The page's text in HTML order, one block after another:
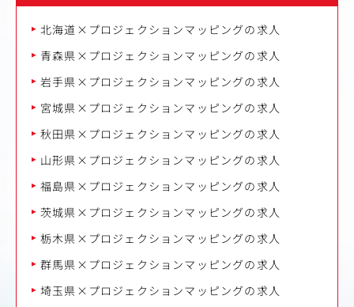
北海道×プロジェクションマッピングの求人
青森県×プロジェクションマッピングの求人
岩手県×プロジェクションマッピングの求人
宮城県×プロジェクションマッピングの求人
秋田県×プロジェクションマッピングの求人
山形県×プロジェクションマッピングの求人
福島県×プロジェクションマッピングの求人
茨城県×プロジェクションマッピングの求人
栃木県×プロジェクションマッピングの求人
群馬県×プロジェクションマッピングの求人
埼玉県×プロジェクションマッピングの求人